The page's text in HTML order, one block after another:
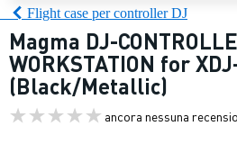
Flight case per controller DJ
Magma DJ-
WORKSTATION for
(Black/Metallic)
ancora nessuna